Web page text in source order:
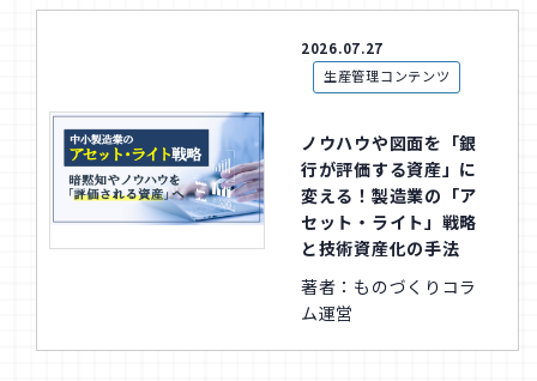
2026.07.27
生産管理コンテンツ
ノウハウや図面を「銀
行が評価する資産」に
変える！製造業の「ア
セット・ライト」戦略
と技術資産化の手法
著者：ものづくりコラ
ム運営